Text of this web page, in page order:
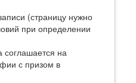
(страницу нужно
при определении
на
с призом в